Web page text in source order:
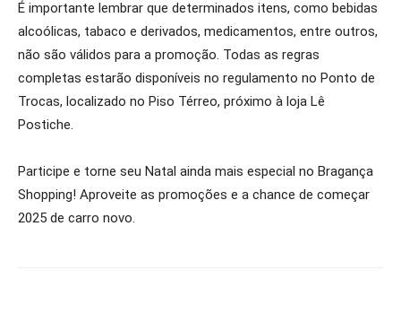
É importante lembrar que determinados itens, como bebidas
alcoólicas, tabaco e derivados, medicamentos, entre outros,
não são válidos para a promoção. Todas as regras
completas estarão disponíveis no regulamento no Ponto de
Trocas, localizado no Piso Térreo, próximo à loja Lê
Postiche.
Participe e torne seu Natal ainda mais especial no Bragança
Shopping! Aproveite as promoções e a chance de começar
2025 de carro novo.